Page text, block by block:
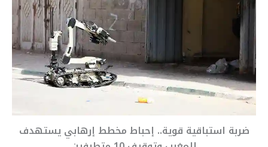
ضربة استباقية قوية.. إحباط مخطط إرهابي يستهدف